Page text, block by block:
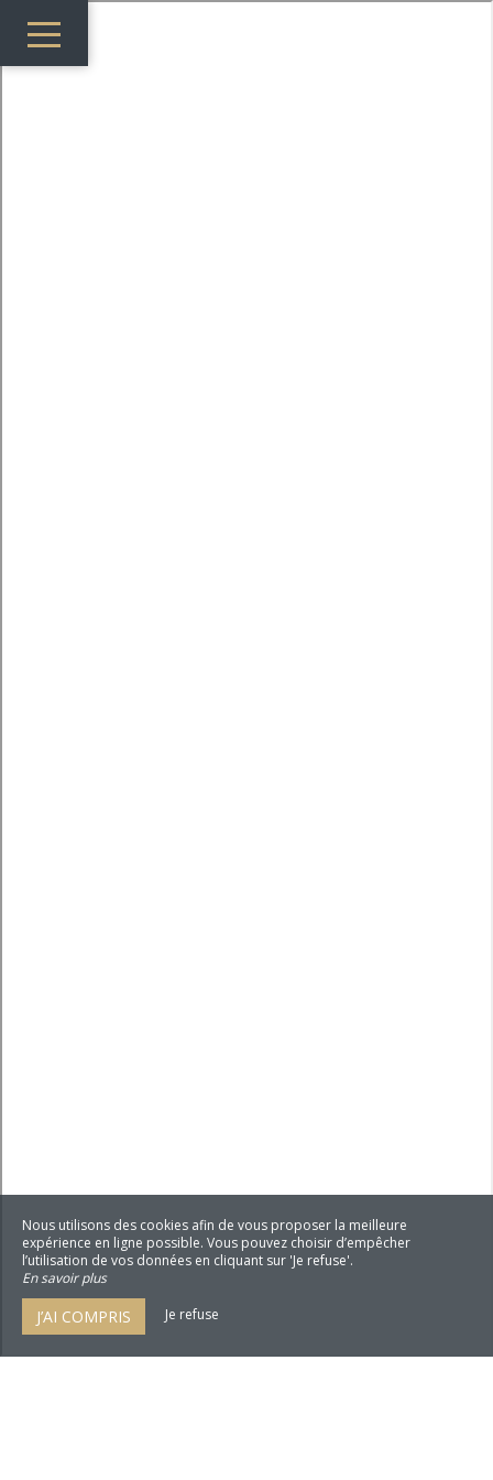
Nous utilisons des cookies afin de vous proposer la meilleure
expérience en ligne possible. Vous pouvez choisir d’empêcher
l’utilisation de vos données en cliquant sur 'Je refuse'.
En savoir plus
J’AI COMPRIS Je refuse